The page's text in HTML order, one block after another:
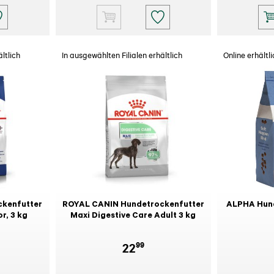
3 kg
In ausgewählten Filialen erhältlich
ROYAL CANIN Hundetrockenfutter
Maxi Digestive Care Adult 3 kg
2299
Online
ALPHA